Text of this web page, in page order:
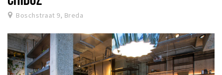
Boschstraat 9, Breda